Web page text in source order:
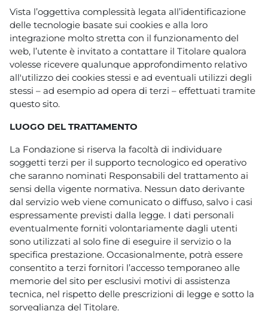
Vista l’oggettiva complessità legata all’identificazione
delle tecnologie basate sui cookies e alla loro
integrazione molto stretta con il funzionamento del
web, l’utente è invitato a contattare il Titolare qualora
volesse ricevere qualunque approfondimento relativo
all'utilizzo dei cookies stessi e ad eventuali utilizzi degli
stessi – ad esempio ad opera di terzi – effettuati tramite
questo sito.
LUOGO DEL TRATTAMENTO
La Fondazione si riserva la facoltà di individuare
soggetti terzi per il supporto tecnologico ed operativo
che saranno nominati Responsabili del trattamento ai
sensi della vigente normativa. Nessun dato derivante
dal servizio web viene comunicato o diffuso, salvo i casi
espressamente previsti dalla legge. I dati personali
eventualmente forniti volontariamente dagli utenti
sono utilizzati al solo fine di eseguire il servizio o la
specifica prestazione. Occasionalmente, potrà essere
consentito a terzi fornitori l’accesso temporaneo alle
memorie del sito per esclusivi motivi di assistenza
tecnica, nel rispetto delle prescrizioni di legge e sotto la
sorveglianza del Titolare.